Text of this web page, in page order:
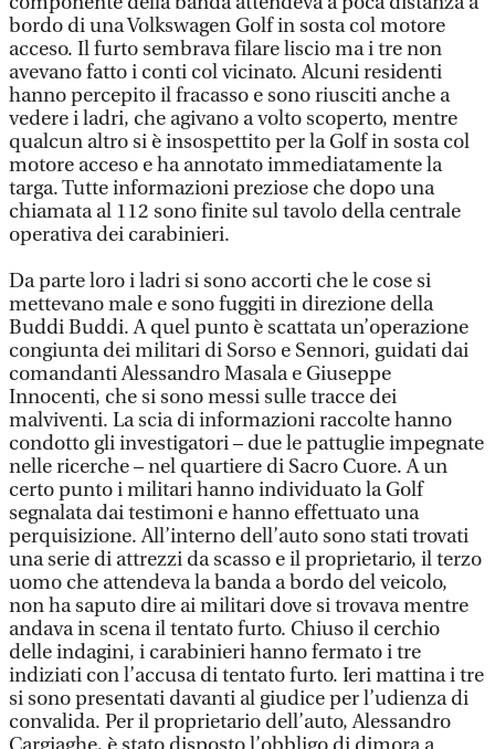
bordo di una Volkswagen Golf in sosta col motore
acceso. Il furto sembrava filare liscio ma i tre non
avevano fatto i conti col vicinato. Alcuni residenti
hanno percepito il fracasso e sono riusciti anche a
vedere i ladri, che agivano a volto scoperto, mentre
qualcun altro si è insospettito per la Golf in sosta col
motore acceso e ha annotato immediatamente la
targa. Tutte informazioni preziose che dopo una
chiamata al 112 sono finite sul tavolo della centrale
operativa dei carabinieri.
Da parte loro i ladri si sono accorti che le cose si
mettevano male e sono fuggiti in direzione della
Buddi Buddi. A quel punto è scattata un’operazione
congiunta dei militari di Sorso e Sennori, guidati dai
comandanti Alessandro Masala e Giuseppe
Innocenti, che si sono messi sulle tracce dei
malviventi. La scia di informazioni raccolte hanno
condotto gli investigatori – due le pattuglie impegnate
nelle ricerche – nel quartiere di Sacro Cuore. A un
certo punto i militari hanno individuato la Golf
segnalata dai testimoni e hanno effettuato una
perquisizione. All’interno dell’auto sono stati trovati
una serie di attrezzi da scasso e il proprietario, il terzo
uomo che attendeva la banda a bordo del veicolo,
non ha saputo dire ai militari dove si trovava mentre
andava in scena il tentato furto. Chiuso il cerchio
delle indagini, i carabinieri hanno fermato i tre
indiziati con l’accusa di tentato furto. Ieri mattina i tre
si sono presentati davanti al giudice per l’udienza di
convalida. Per il proprietario dell’auto, Alessandro